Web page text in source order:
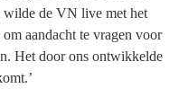
wilde de VN live met het
aandacht te vragen voor
Het door ons ontwikkelde